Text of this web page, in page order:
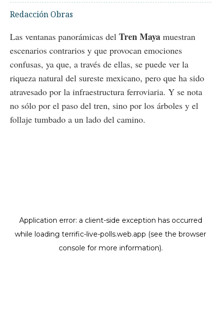
Redacción Obras
Las ventanas panorámicas del Tren Maya muestran
escenarios contrarios y que provocan emociones
confusas, ya que, a través de ellas, se puede ver la
riqueza natural del sureste mexicano, pero que ha sido
atravesado por la infraestructura ferroviaria. Y se nota
no sólo por el paso del tren, sino por los árboles y el
follaje tumbado a un lado del camino.